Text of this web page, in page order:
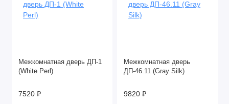
Межкомнатная дверь ДП-1
(White Perl)
7520 ₽
Межкомнатная дверь
ДП-46.11 (Gray Silk)
9820 ₽